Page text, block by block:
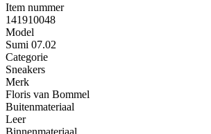
Item nummer
141910048
Model
Sumi 07.02
Categorie
Sneakers
Merk
Floris van Bommel
Buitenmateriaal
Leer
Binnenmateriaal